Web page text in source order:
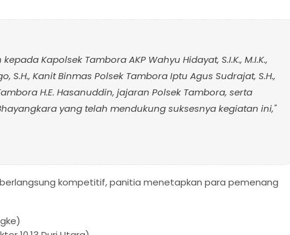
Kapolsek Tambora AKP Wahyu Hidayat, S.I.K., M.I.K.,
S.H., Kanit Binmas Polsek Tambora Iptu Agus Sudrajat, S.H.,
H.E. Hasanuddin, jajaran Polsek Tambora, serta
yang telah mendukung suksesnya kegiatan ini,"
kompetitif, panitia menetapkan para pemenang